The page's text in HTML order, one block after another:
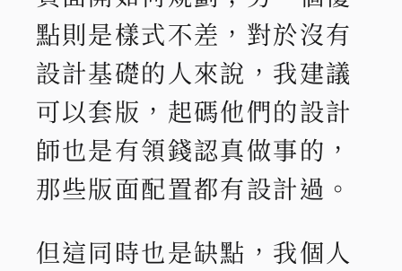
點則是樣式不差，對於沒有
設計基礎的人來說，我建議
可以套版，起碼他們的設計
師也是有領錢認真做事的，
那些版面配置都有設計過。
但這同時也是缺點，我個人